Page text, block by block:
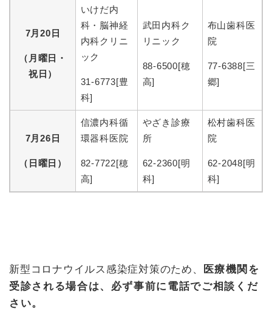
7月20日
（月曜日・
祝日）
いけだ内
科・脳神経
内科クリニ
ック
31-6773[豊
科]
武田内科ク
リニック
88-6500[穂
高]
布山歯科医
院
77-6388[三
郷]
7月26日
（日曜日）
信濃内科循
環器科医院
82-7722[穂
高]
やざき診療
所
62-2360[明
科]
松村歯科医
院
62-2048[明
科]
新型コロナウイルス感染症対策のため、
医療機関を
受診される場合は、必ず事前に電話でご相談くだ
さい。